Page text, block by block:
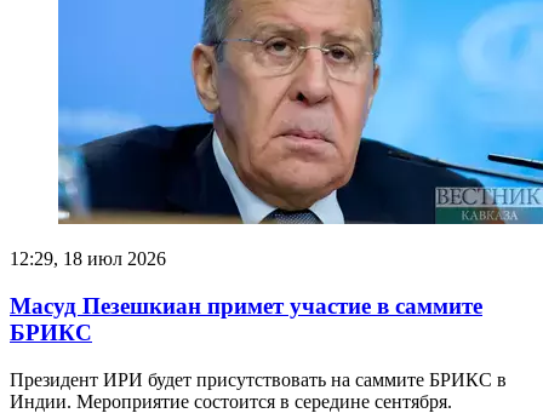
12:29, 18 июл 2026
Масуд Пезешкиан примет участие в саммите
БРИКС
Президент ИРИ будет присутствовать на саммите БРИКС в
Индии. Мероприятие состоится в середине сентября.